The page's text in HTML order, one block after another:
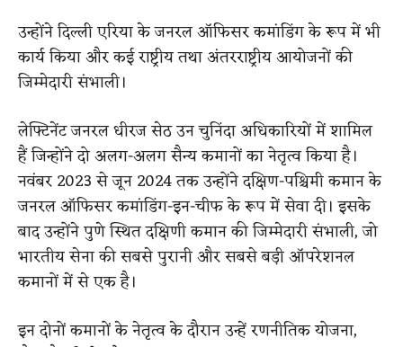
उन्होंने दिल्ली एरिया के जनरल ऑफिसर कमांडिंग के रूप में भी
कार्य किया और कई राष्ट्रीय तथा अंतरराष्ट्रीय आयोजनों की
जिम्मेदारी संभाली।
लेफ्टिनेंट जनरल धीरज सेठ उन चुनिंदा अधिकारियों में शामिल
हैं जिन्होंने दो अलग-अलग सैन्य कमानों का नेतृत्व किया है।
नवंबर 2023 से जून 2024 तक उन्होंने दक्षिण-पश्चिमी कमान के
जनरल ऑफिसर कमांडिंग-इन-चीफ के रूप में सेवा दी। इसके
बाद उन्होंने पुणे स्थित दक्षिणी कमान की जिम्मेदारी संभाली, जो
भारतीय सेना की सबसे पुरानी और सबसे बड़ी ऑपरेशनल
कमानों में से एक है।
इन दोनों कमानों के नेतृत्व के दौरान उन्हें रणनीतिक योजना,